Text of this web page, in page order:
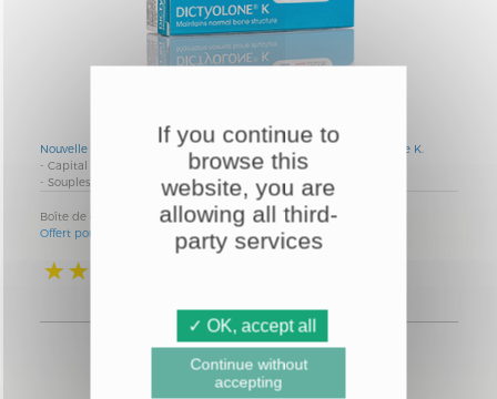
Nouvelle Formule : Algue brune
de Polynésie française et Vitamine K.
- Capital
- Souplesse des articulations.
Boîte de 45 comprimés.
Offert pour 1000 points.
52,00 €
AJOUTER AU PANIER
If you continue to
browse this
website, you are
allowing all third-
party services
✓ OK, accept all
Continue without
accepting